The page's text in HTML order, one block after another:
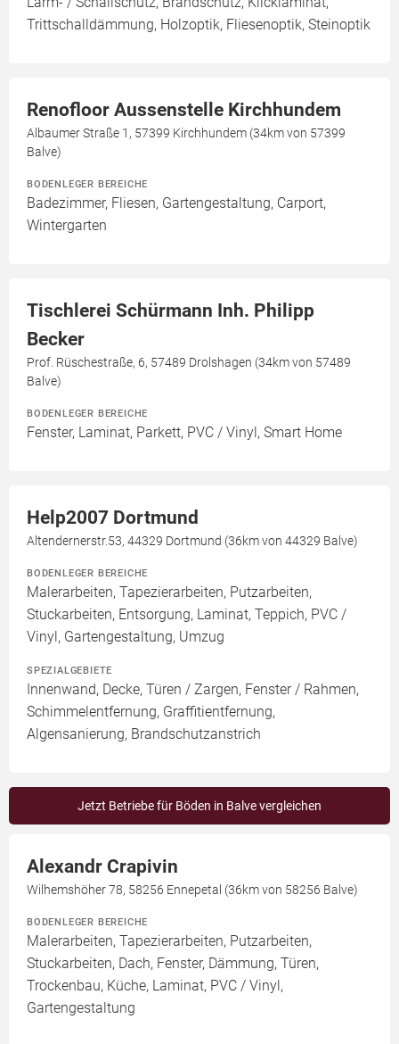
Trittschalldämmung, Holzoptik, Fliesenoptik, Steinoptik
Renofloor Aussenstelle Kirchhundem
Albaumer Straße 1, 57399 Kirchhundem (34km von 57399
Balve)
BODENLEGER BEREICHE
Badezimmer, Fliesen, Gartengestaltung, Carport,
Wintergarten
Tischlerei Schürmann Inh. Philipp
Becker
Prof. Rüschestraße, 6, 57489 Drolshagen (34km von 57489
Balve)
BODENLEGER BEREICHE
Fenster, Laminat, Parkett, PVC / Vinyl, Smart Home
Help2007 Dortmund
Altendernerstr.53, 44329 Dortmund (36km von 44329 Balve)
BODENLEGER BEREICHE
Malerarbeiten, Tapezierarbeiten, Putzarbeiten,
Stuckarbeiten, Entsorgung, Laminat, Teppich, PVC /
Vinyl, Gartengestaltung, Umzug
SPEZIALGEBIETE
Innenwand, Decke, Türen / Zargen, Fenster / Rahmen,
Schimmelentfernung, Graffitientfernung,
Algensanierung, Brandschutzanstrich
Jetzt Betriebe für Böden in Balve vergleichen
Alexandr Crapivin
Wilhemshöher 78, 58256 Ennepetal (36km von 58256 Balve)
BODENLEGER BEREICHE
Malerarbeiten, Tapezierarbeiten, Putzarbeiten,
Stuckarbeiten, Dach, Fenster, Dämmung, Türen,
Trockenbau, Küche, Laminat, PVC / Vinyl,
Gartengestaltung